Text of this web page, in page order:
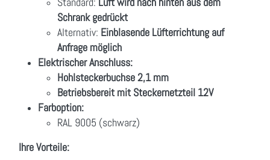
Schrank gedrückt
Alternativ: Einblasende Lüfterrichtung auf
Anfrage möglich
Elektrischer Anschluss:
Hohlsteckerbuchse 2,1 mm
Betriebsbereit mit Steckernetzteil 12V
Farboption:
RAL 9005 (schwarz)
Ihre Vorteile: